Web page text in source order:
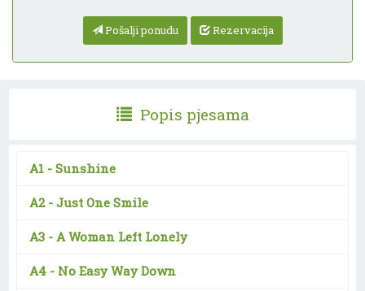
Pošalji ponudu Rezervacija
Popis pjesama
A1 - Sunshine
A2 - Just One Smile
A3 - A Woman Left Lonely
A4 - No Easy Way Down